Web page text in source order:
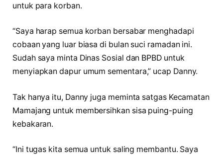
untuk para korban.
“Saya harap semua korban bersabar menghadapi
cobaan yang luar biasa di bulan suci ramadan ini.
Sudah saya minta Dinas Sosial dan BPBD untuk
menyiapkan dapur umum sementara,” ucap Danny.
Tak hanya itu, Danny juga meminta satgas Kecamatan
Mamajang untuk membersihkan sisa puing-puing
kebakaran.
“Ini tugas kita semua untuk saling membantu. Saya